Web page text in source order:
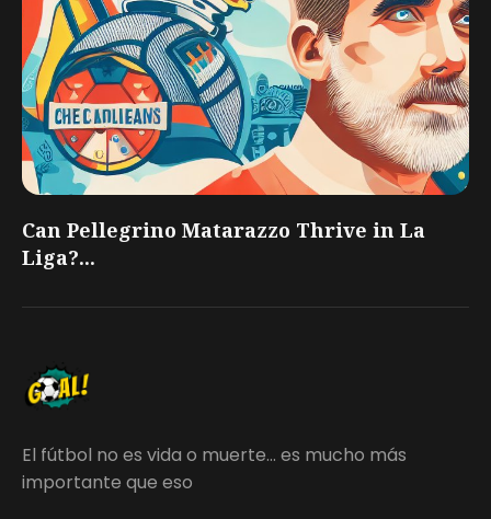
Can Pellegrino Matarazzo Thrive in La
Liga?...
El fútbol no es vida o muerte... es mucho más
importante que eso